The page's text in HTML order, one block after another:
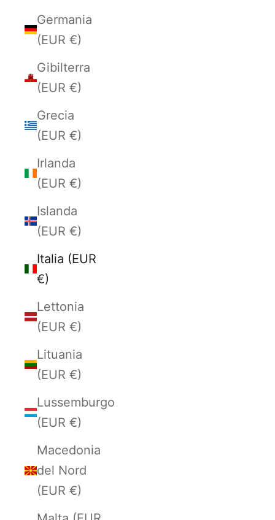
Germania
(EUR €)
Gibilterra
(EUR €)
Grecia
(EUR €)
Irlanda
(EUR €)
Islanda
(EUR €)
Italia (EUR
€)
Lettonia
(EUR €)
Lituania
(EUR €)
Lussemburgo
(EUR €)
Macedonia
del Nord
(EUR €)